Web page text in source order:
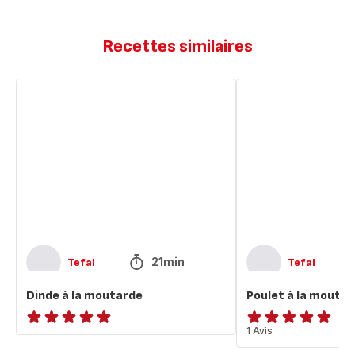
Recettes similaires
Tefal 21min
Dinde à la moutarde
ratings.NaN
Tefal
Poulet à la
Avis
5
1 Avis